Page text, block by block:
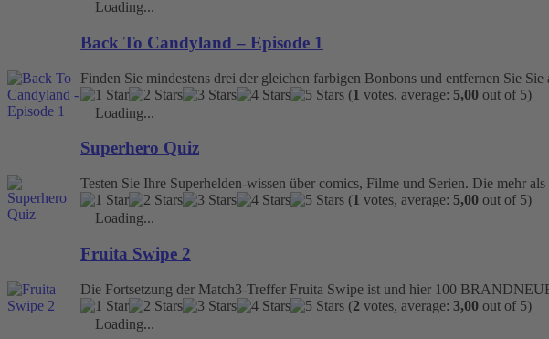
Loading...
Back To Candyland – Episode 1
Finden Sie mindestens drei der gleichen farbigen Bonbons und entfernen Sie
(1 votes, average: 5,00 out of 5)
Loading...
Superhero Quiz
Testen Sie Ihre Superhelden-wissen über comics, Filme und Serien. Die mehr
(1 votes, average: 5,00 out of 5)
Loading...
Fruita Swipe 2
Die Fortsetzung der Match3-Treffer Fruita Swipe ist und hier 100
(2 votes, average: 3,00 out of 5)
Loading...